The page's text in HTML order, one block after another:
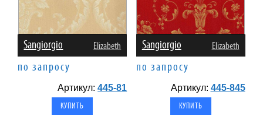
Sangiorgio Elizabeth
по запросу
Артикул:445-81
Sangiorgio Elizabeth
по запросу
Артикул: 445-845